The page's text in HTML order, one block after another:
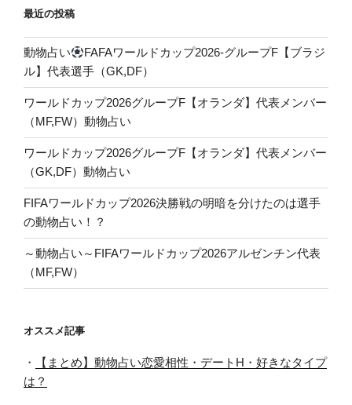
最近の投稿
動物占い
FAFAワールドカップ2026-グループF【ブラジ
ル】代表選手（GK,DF）
ワールドカップ2026グループF【オランダ】代表メンバー
（MF,FW）動物占い
ワールドカップ2026グループF【オランダ】代表メンバー
（GK,DF）動物占い
FIFAワールドカップ2026決勝戦の明暗を分けたのは選手
の動物占い！？
～動物占い～FIFAワールドカップ2026アルゼンチン代表
（MF,FW）
オススメ記事
・
【まとめ】動物占い恋愛相性・デートH・好きなタイプ
は？